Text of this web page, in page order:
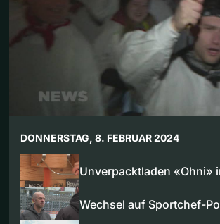
DONNERSTAG, 8. FEBRUAR 2024
Unverpacktladen «Ohni»
Wechsel auf Sportchef-